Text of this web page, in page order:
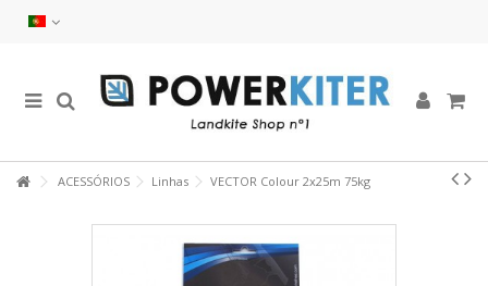
ACESSÓRIOS Linhas VECTOR Colour 2x25m 75kg